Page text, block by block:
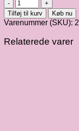
The
Maker
|
Organic
Element
Tilføj til kurv Køb nu
Varenummer (SKU):
Relaterede varer